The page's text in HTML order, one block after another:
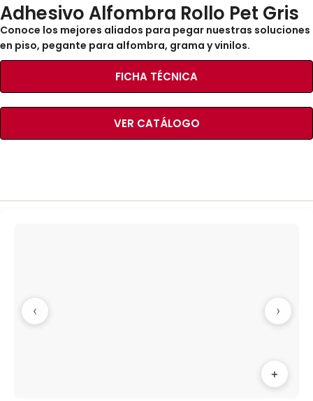
Adhesivo Alfombra Rollo Pet Gris
Conoce los mejores aliados para pegar nuestras soluciones
en piso, pegante para alfombra, grama y vinilos.
FICHA TÉCNICA
VER CATÁLOGO
+
‹ ›